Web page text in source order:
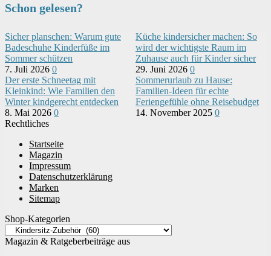
Schon gelesen?
Sicher planschen: Warum gute
Badeschuhe Kinderfüße im
Sommer schützen
7. Juli 2026 0
Küche kindersicher machen: So
wird der wichtigste Raum im
Zuhause auch für Kinder sicher
29. Juni 2026 0
Der erste Schneetag mit
Kleinkind: Wie Familien den
Winter kindgerecht entdecken
8. Mai 2026 0
Sommerurlaub zu Hause:
Familien-Ideen für echte
Feriengefühle ohne Reisebudget
14. November 2025 0
Rechtliches
Startseite
Magazin
Impressum
Datenschutzerklärung
Marken
Sitemap
Shop-Kategorien
Magazin & Ratgeberbeiträge aus